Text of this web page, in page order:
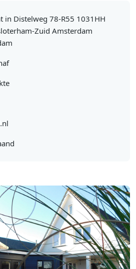
in Distelweg 78-R55 1031HH
Zuid Amsterdam